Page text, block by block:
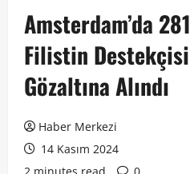
Amsterdam’da 281
Filistin Destekçisi
Gözaltına Alındı
Haber Merkezi
14 Kasım 2024